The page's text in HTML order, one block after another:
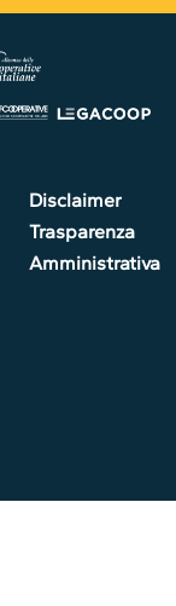
Disclaimer
Trasparenza
Amministrativa